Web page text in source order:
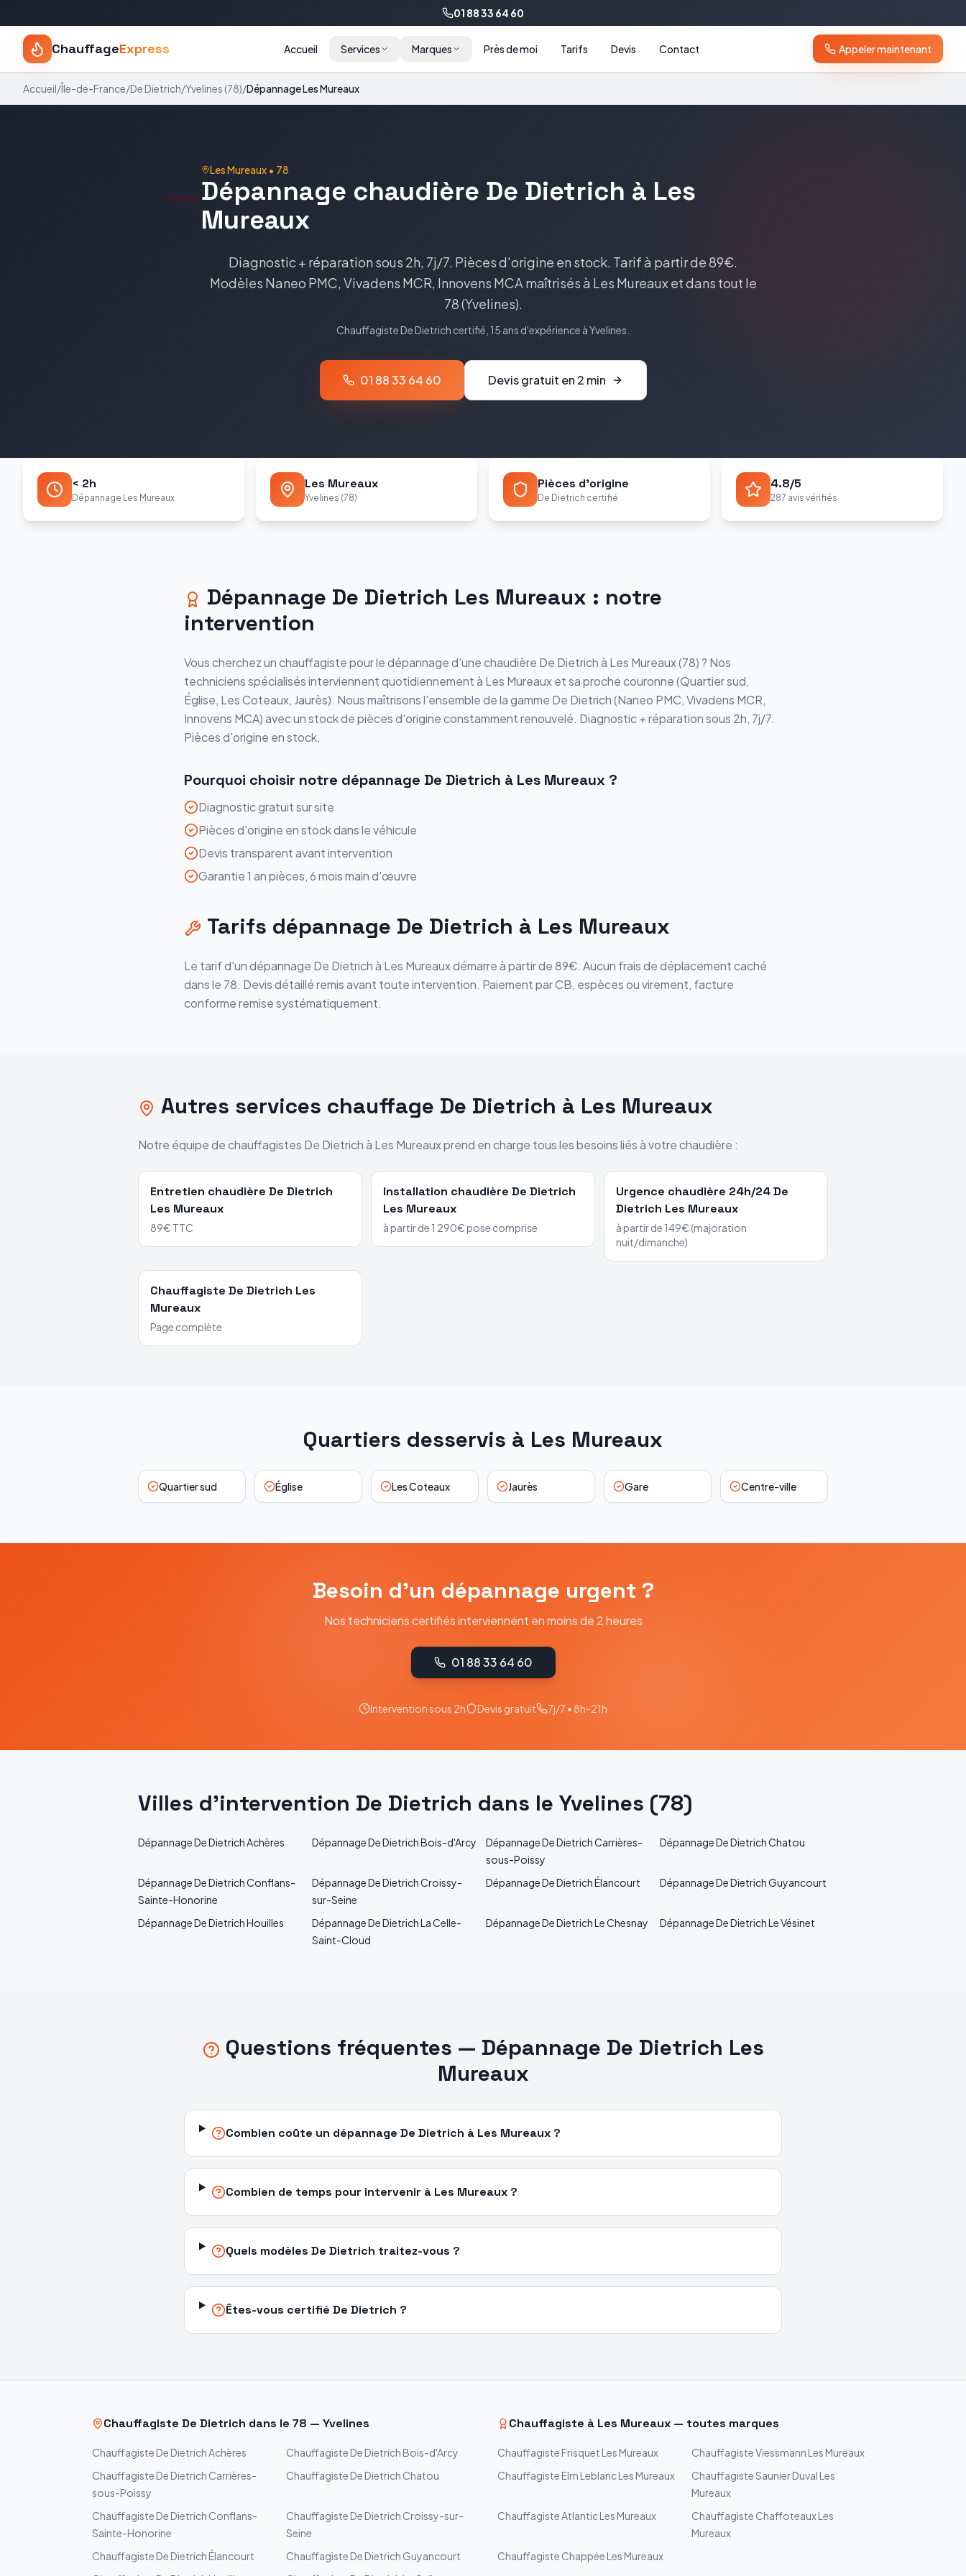
01 88 33 64 60
ChauffageExpress Accueil Services Marques Près de moi Tarifs Devis Contact Appeler maintenant
Accueil/Île-de-France/De Dietrich/Yvelines (78)/DépannageLes Mureaux
Les Mureaux • 78
Dépannage chaudière De Dietrich à Les
Mureaux
Diagnostic + réparation sous 2h, 7j/7. Pièces d'origine en stock. Tarifà partir de 89€.
Modèles Naneo PMC, Vivadens MCR, Innovens MCA maîtrisés à Les Mureauxet dans tout le
78(Yvelines).
ChauffagisteDe Dietrich certifié, 15 ans d'expérience àYvelines
01 88 33 64 60 Devis gratuit en 2 min
< 2h
Dépannage Les Mureaux
Les Mureaux
Yvelines (78)
Pièces d'origine
De Dietrich certifié
4.8/5
287 avis vérifiés
Dépannage De Dietrich Les Mureaux : notre
intervention
Vous cherchez un chauffagiste pour ledépannaged'une chaudière De Dietrichà Les Mureaux(78) ? Nos
techniciens spécialisés interviennent quotidiennement à Les Mureauxet sa proche couronne (Quartier sud,
Église, Les Coteaux, Jaurès). Nous maîtrisons l'ensemble de la gamme De Dietrich(Naneo PMC, Vivadens MCR,
Innovens MCA) avec un stock de pièces d'origine constamment renouvelé. Diagnostic + réparation sous 2h, 7j/7.
Pièces d'origine en stock.
Pourquoi choisir notre dépannage De Dietrich à Les Mureaux ?
Diagnostic gratuit sur site
Pièces d'origine en stock dans le véhicule
Devis transparent avant intervention
Garantie 1 an pièces, 6 mois main d'œuvre
Tarifs dépannage De Dietrich à Les Mureaux
Le tarif d'undépannage De Dietrichà Les Mureauxdémarreà partir de 89€. Aucun frais de déplacement caché
dans le 78. Devis détaillé remis avant toute intervention. Paiement par CB, espèces ou virement, facture
conforme remise systématiquement.
Autres services chauffage De Dietrich à Les Mureaux
Notre équipe de chauffagistes De Dietrichà Les Mureauxprend en charge tous les besoins liés à votre chaudière :
Entretien chaudière De Dietrich
Les Mureaux
89€ TTC
Installation chaudière De Dietrich
Les Mureaux
à partir de 1 290€ pose comprise
Urgence chaudière 24h/24De
Dietrich Les Mureaux
à partir de 149€ (majoration
nuit/dimanche)
Chauffagiste De Dietrich Les
Mureaux
Page complète
Quartiers desservis à Les Mureaux
Quartier sud Église Les Coteaux Jaurès Gare Centre-ville
Besoin d'un dépannage urgent ?
Nos techniciens certifiés interviennent en moins de 2 heures
01 88 33 64 60
Intervention sous 2h Devis gratuit 7j/7 • 8h-21h
Villes d'intervention De Dietrich dans le Yvelines (78)
DépannageDe DietrichAchères DépannageDe DietrichBois-d'Arcy DépannageDe DietrichCarrières-
sous-Poissy
DépannageDe DietrichChatou
DépannageDe DietrichConflans-
Sainte-Honorine
DépannageDe DietrichCroissy-
sur-Seine
DépannageDe DietrichÉlancourt DépannageDe DietrichGuyancourt
DépannageDe DietrichHouilles DépannageDe DietrichLa Celle-
Saint-Cloud
DépannageDe DietrichLe Chesnay DépannageDe DietrichLe Vésinet
Questions fréquentes — Dépannage De Dietrich Les
Mureaux
Combien coûte un dépannage De Dietrich à Les Mureaux ?
Combien de temps pour intervenir à Les Mureaux ?
Quels modèles De Dietrich traitez-vous ?
Êtes-vous certifié De Dietrich ?
Chauffagiste De Dietrich dans le 78 — Yvelines
Chauffagiste De DietrichAchères Chauffagiste De Dietrich Bois-d'Arcy
Chauffagiste De Dietrich Carrières-
sous-Poissy
Chauffagiste De Dietrich Chatou
Chauffagiste De Dietrich Conflans-
Sainte-Honorine
Chauffagiste De Dietrich Croissy-sur-
Seine
Chauffagiste De Dietrich Élancourt Chauffagiste De Dietrich Guyancourt
Chauffagiste à Les Mureaux — toutes marques
Chauffagiste Frisquet Les Mureaux ChauffagisteViessmann Les Mureaux
Chauffagiste Elm LeblancLes Mureaux ChauffagisteSaunier Duval Les
Mureaux
ChauffagisteAtlanticLes Mureaux Chauffagiste ChaffoteauxLes
Mureaux
Chauffagiste Chappée Les Mureaux